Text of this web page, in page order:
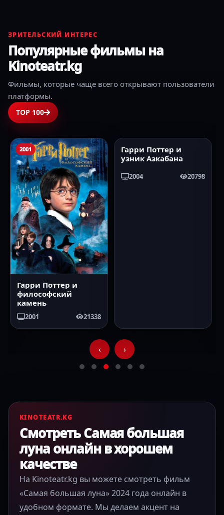
ЗРИТЕЛЬСКИЙ ИНТЕРЕС
Популярные фильмы на
Kinoteatr.kg
Фильмы, которые чаще всего открывают пользователи
платформы.
TOP 100
2001
Гарри Поттер и
философский
камень
2001 21338
2004
‹ ›
KINOTEATR.KG
Смотреть Самая большая
луна онлайн в хорошем
качестве
На Kinoteatr.kg вы можете смотреть фильм
«Самая большая луна» 2024 года онлайн в
удобном формате. Мы делаем акцент на